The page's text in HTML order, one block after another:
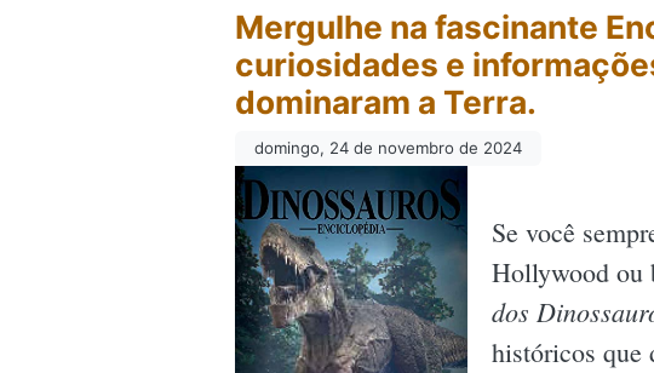
Mergulhe na fascinante
curiosidades e
dominaram a Terra.
domingo, 24 de novembro de 2024
Se você
Hollywood ou
dos
históricos que